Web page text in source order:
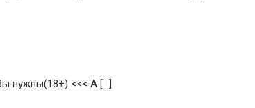
нужны(18+) <<< А […]